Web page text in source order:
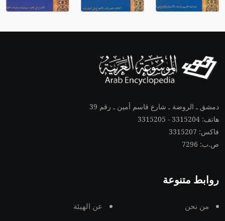
دمشق ـ الروضة ـ شارع قاسم أمين ـ رقم 39
هاتف: 3315204 - 3315205
فاكس: 3315207
ص.ب: 7296
روابط متنوعة
من نحن عن الهيئة